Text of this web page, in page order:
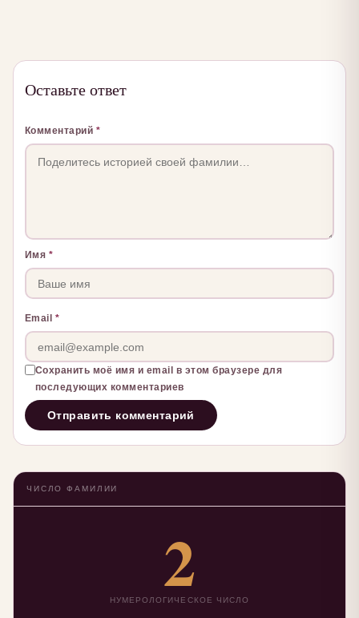
Оставьте ответ
Комментарий *
Имя *
Email *
Сохранить моё имя и email в этом браузере для
последующих комментариев
ЧИСЛО ФАМИЛИИ
2
НУМЕРОЛОГИЧЕСКОЕ ЧИСЛО